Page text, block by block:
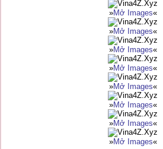
»Mở Images«
»Mở Images«
»Mở Images«
»Mở Images«
»Mở Images«
»Mở Images«
»Mở Images«
»Mở Images«